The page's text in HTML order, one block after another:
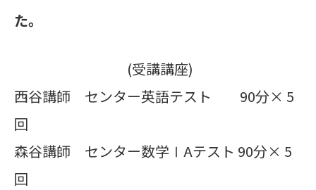
た。
(受講講座)
西谷講師 センター英語テスト 90分× 5
回
森谷講師 センター数学ⅠAテスト 90分× 5
回